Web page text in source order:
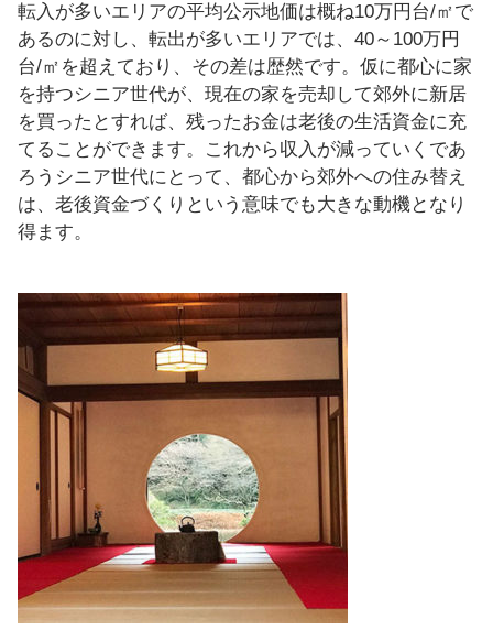
転入が多いエリアの平均公示地価は概ね10万円台/㎡で
あるのに対し、転出が多いエリアでは、40～100万円
台/㎡を超えており、その差は歴然です。仮に都心に家
を持つシニア世代が、現在の家を売却して郊外に新居
を買ったとすれば、残ったお金は老後の生活資金に充
てることができます。これから収入が減っていくであ
ろうシニア世代にとって、都心から郊外への住み替え
は、老後資金づくりという意味でも大きな動機となり
得ます。